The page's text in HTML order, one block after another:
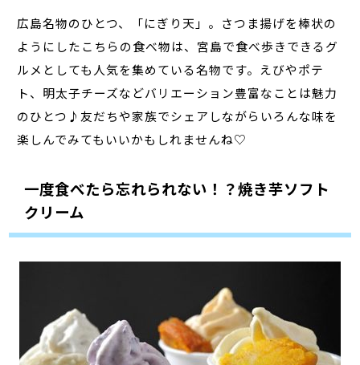
広島名物のひとつ、「にぎり天」。さつま揚げを棒状の
ようにしたこちらの食べ物は、宮島で食べ歩きできるグ
ルメとしても人気を集めている名物です。えびやポテ
ト、明太子チーズなどバリエーション豊富なことは魅力
のひとつ♪友だちや家族でシェアしながらいろんな味を
楽しんでみてもいいかもしれませんね♡
一度食べたら忘れられない！？焼き芋ソフト
クリーム